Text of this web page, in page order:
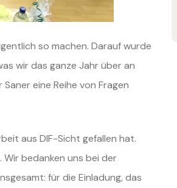
so machen. Darauf wurde
wir das ganze Jahr über an
eine Reihe von Fragen
aus DIF-Sicht gefallen hat.
bedanken uns bei der
für die Einladung, das